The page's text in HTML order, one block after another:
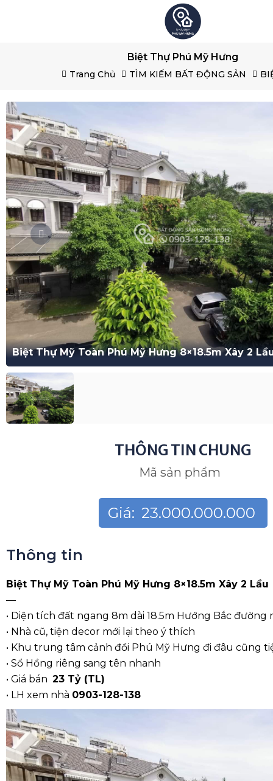
Biệt Thự Phú Mỹ Hưng
Trang Chủ TÌM KIẾM BẤT ĐỘNG SẢN
Biệt Thự Mỹ Toàn Phú Mỹ Hưng 8×18.5m Xây 2
THÔNG TIN CHUNG
Mã sản phẩm
Giá: 23.000.000.000
Thông tin
Biệt Thự Mỹ Toàn Phú Mỹ Hưng 8×18.5m Xây 2 Lầu
—
• Diện tích đất ngang 8m dài 18.5m Hướng Bắc đường
• Nhà cũ, tiện decor mới lại theo ý thích
• Khu trung tâm cảnh đồi Phú Mỹ Hưng đi đâu cũng
• Sổ Hồng riêng sang tên nhanh
• Giá bán 23 Tỷ (TL)
• LH xem nhà 0903-128-138